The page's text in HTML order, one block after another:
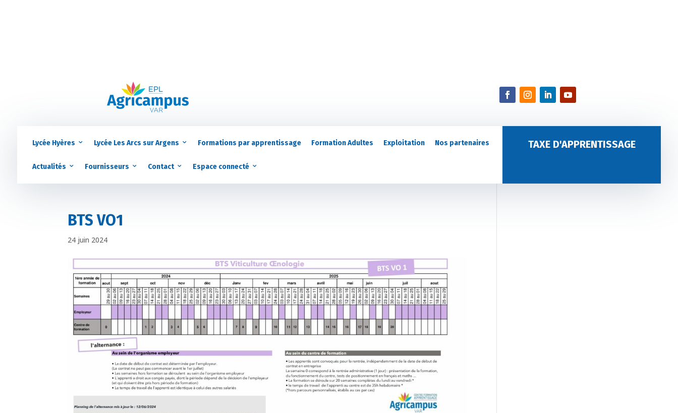
Lycée Hyères Lycée Les Arcs sur Argens Formations par apprentissage Formation Adultes Exploitation Nos partenaires
Actualités Fournisseurs Contact Espace connecté
TAXE D'APPRENTISSAGE
BTS VO1
24 juin 2024